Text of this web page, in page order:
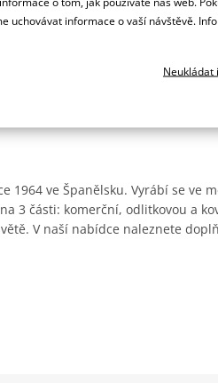
1964 ve Španělsku. Vyrábí se ve
3 části: komerční, odlitkovou a
V naší nabídce naleznete
uchovávat informace o vaší návštěvě.
Neukládat